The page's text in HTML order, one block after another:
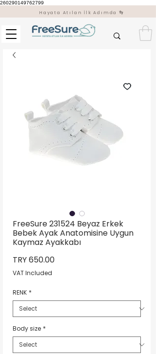
260290149762799
Hayata Atılan İlk Adımda 👣
FreeSure 231524 Beyaz Erkek
Bebek Ayak Anatomisine Uygun
Kaymaz Ayakkabı
TRY 650.00Price
VAT Included
RENK *
Body size *